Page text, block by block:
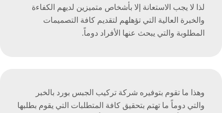
لذا لا يجب الاستعانة إلا بأشخاص متميزين لديهم الكفاءة
والخبرة العالية التي تؤهلهم لتقديم كافة التصميمات
المطلوبة والتي يبحث عنها الأفراد دوماً.
وهذا ما تقوم بتوفيره شركة تركيب الجبس بورد بالخبر
والتي دوماً ما تهتم بتحقيق كافة المتطلبات التي يقوم بطلبها